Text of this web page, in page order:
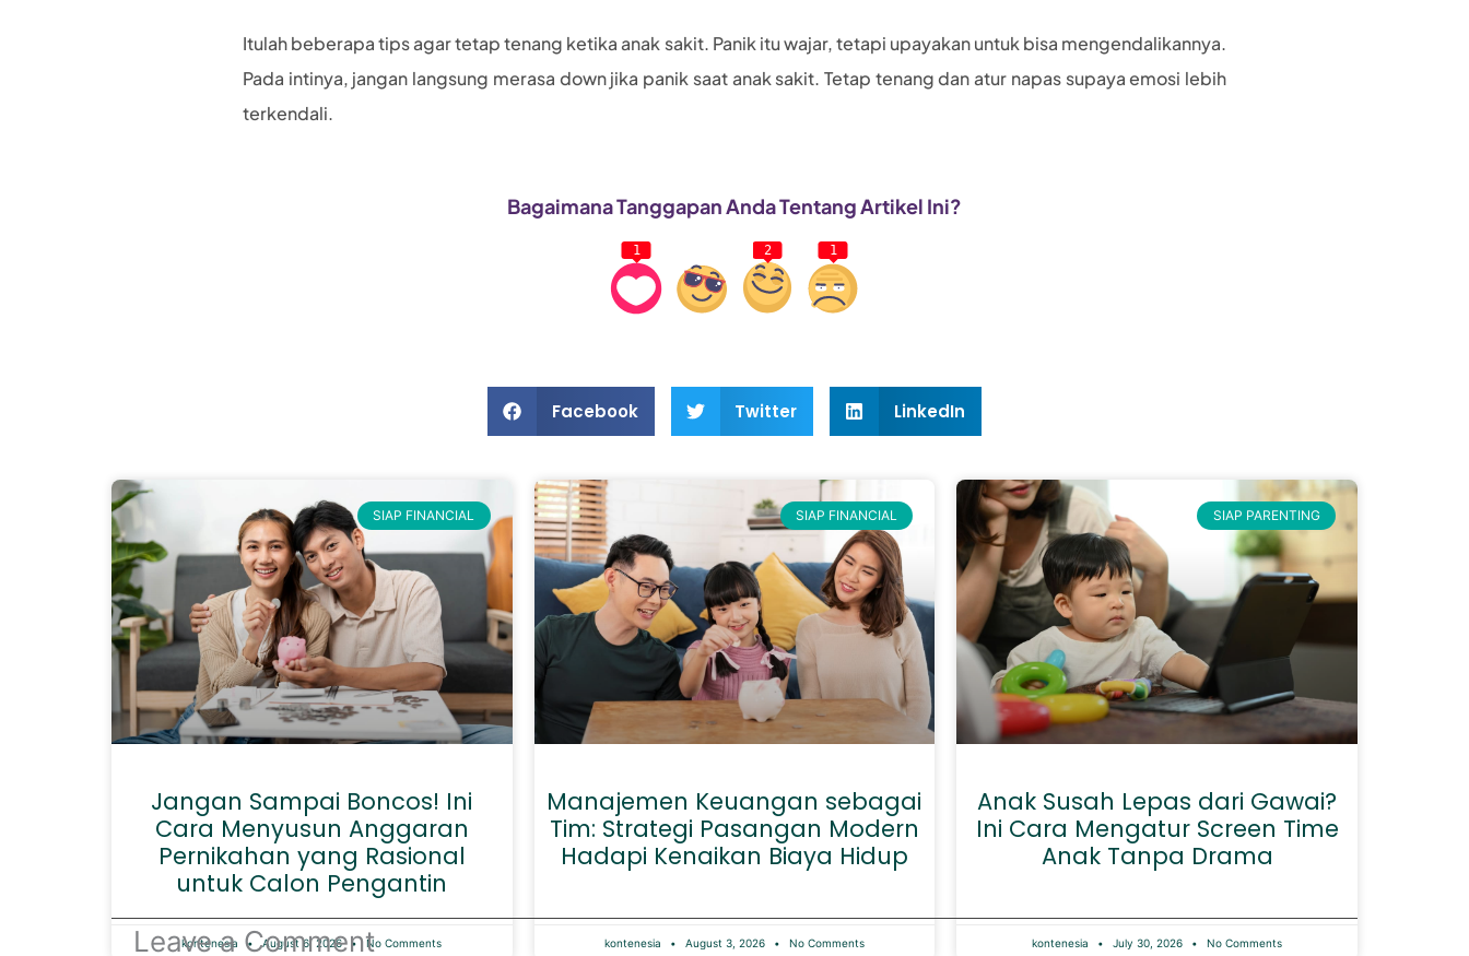
Itulah beberapa tips agar tetap tenang ketika anak sakit. Panik itu wajar, tetapi upayakan untuk bisa mengendalikannya.
Pada intinya, jangan langsung merasa down jika panik saat anak sakit. Tetap tenang dan atur napas supaya emosi lebih
terkendali.
Bagaimana Tanggapan Anda Tentang Artikel Ini?
1 2 1
Facebook Twitter LinkedIn
SIAP FINANCIAL
Jangan Sampai Boncos! Ini
Cara Menyusun Anggaran
Pernikahan yang Rasional
untuk Calon Pengantin
kontenesia August 6, 2026 No Comments
SIAP FINANCIAL
Manajemen Keuangan sebagai
Tim: Strategi Pasangan Modern
Hadapi Kenaikan Biaya Hidup
kontenesia August 3, 2026 No Comments
SIAP PARENTING
Anak Susah Lepas dari Gawai?
Ini Cara Mengatur Screen Time
Anak Tanpa Drama
kontenesia July 30, 2026 No Comments
Leave a Comment